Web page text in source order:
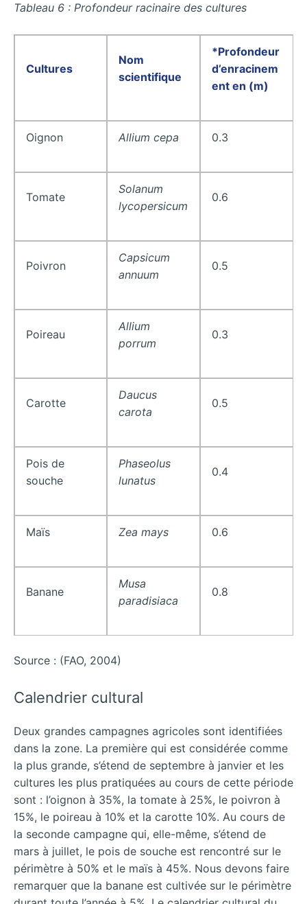
Tableau 6 : Profondeur racinaire des cultures
Cultures
Nom
scientifique
*Profondeur
d’enracinem
ent en (m)
Oignon Allium cepa 0.3
Tomate
Solanum
lycopersicum
0.6
Poivron
Capsicum
annuum
0.5
Poireau
Allium
porrum
0.3
Carotte
Daucus
carota
0.5
Pois de
souche
Phaseolus
lunatus
0.4
Maïs Zea mays 0.6
Banane
Musa
paradisiaca
0.8
Source : (FAO, 2004)
Calendrier cultural
Deux grandes campagnes agricoles sont identifiées
dans la zone. La première qui est considérée comme
la plus grande, s’étend de septembre à janvier et les
cultures les plus pratiquées au cours de cette période
sont : l’oignon à 35%, la tomate à 25%, le poivron à
15%, le poireau à 10% et la carotte 10%. Au cours de
la seconde campagne qui, elle-même, s’étend de
mars à juillet, le pois de souche est rencontré sur le
périmètre à 50% et le maïs à 45%. Nous devons faire
remarquer que la banane est cultivée sur le périmètre